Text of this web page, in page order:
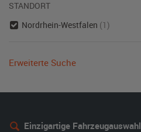
STANDORT
Nordrhein-Westfalen (1)
Erweiterte Suche
Einzigartige Fahrzeugauswahl